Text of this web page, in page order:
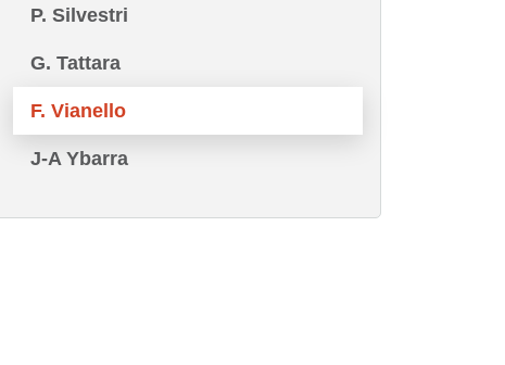
P. Silvestri
G. Tattara
F. Vianello
J-A Ybarra